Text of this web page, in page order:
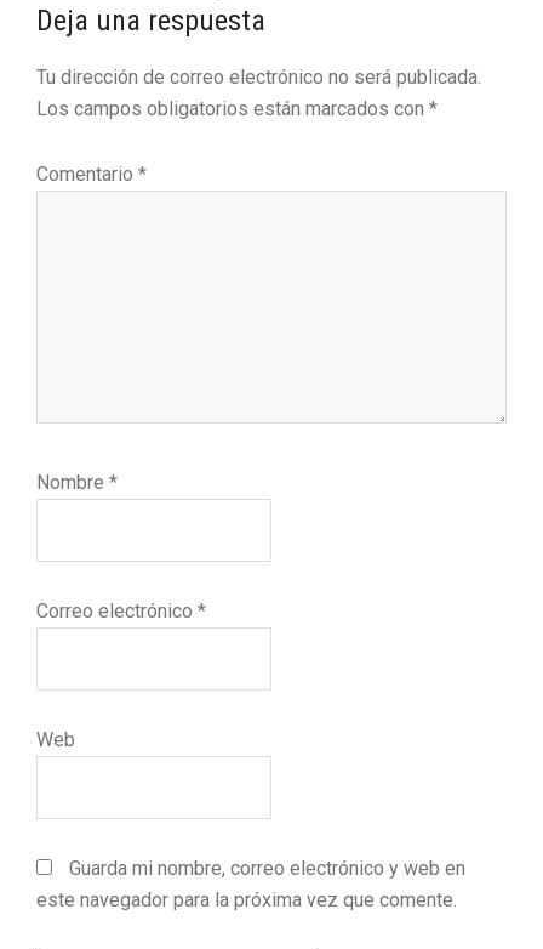
Interacciones
con
los
Deja una respuesta
Tu dirección de correo electrónico no será publicada.
Los campos obligatorios están marcados con *
Comentario *
Nombre *
Correo electrónico *
Web
Guarda mi nombre, correo electrónico y web en
este navegador para la próxima vez que comente.